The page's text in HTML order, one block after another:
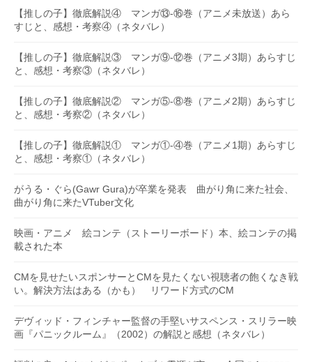
【推しの子】徹底解説④ マンガ⑬-⑯巻（アニメ未放送）あら
すじと、感想・考察④（ネタバレ）
【推しの子】徹底解説③ マンガ⑨-⑫巻（アニメ3期）あらすじ
と、感想・考察③（ネタバレ）
【推しの子】徹底解説② マンガ⑤-⑧巻（アニメ2期）あらすじ
と、感想・考察②（ネタバレ）
【推しの子】徹底解説① マンガ①-④巻（アニメ1期）あらすじ
と、感想・考察①（ネタバレ）
がうる・ぐら(Gawr Gura)が卒業を発表 曲がり角に来た社会、
曲がり角に来たVTuber文化
映画・アニメ 絵コンテ（ストーリーボード）本、絵コンテの掲
載された本
CMを見せたいスポンサーとCMを見たくない視聴者の飽くなき戦
い。解決方法はある（かも） リワード方式のCM
デヴィッド・フィンチャー監督の手堅いサスペンス・スリラー映
画『パニックルーム』（2002）の解説と感想（ネタバレ）